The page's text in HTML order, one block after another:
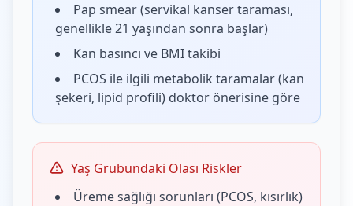
Pap smear (servikal kanser taraması,
genellikle 21 yaşından sonra başlar)
Kan basıncı ve BMI takibi
PCOS ile ilgili metabolik taramalar (kan
şekeri, lipid profili) doktor önerisine göre
Yaş Grubundaki Olası Riskler
Üreme sağlığı sorunları (PCOS, kısırlık)